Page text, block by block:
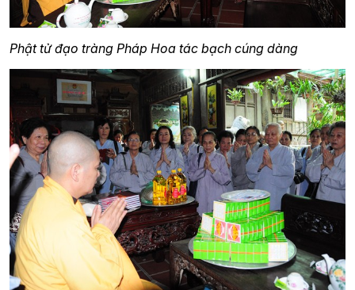
Phật tử đạo tràng Pháp Hoa tác bạch cúng dàng